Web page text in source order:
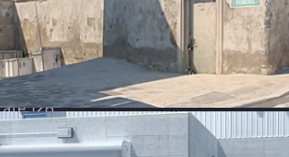
запуска
128